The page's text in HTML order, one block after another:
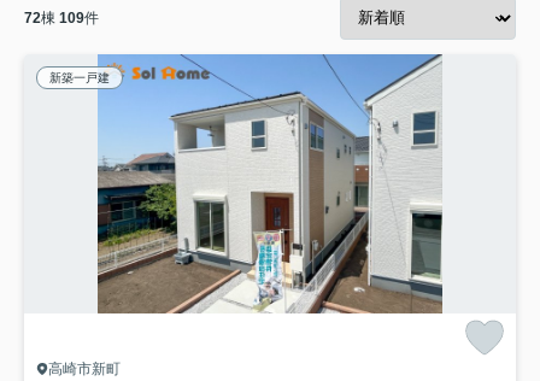
72棟 109件
新築一戸建
高崎市新町